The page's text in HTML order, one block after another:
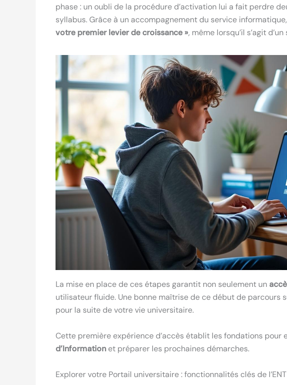
phase : un oubli de la procédure d’activation lui a fait perdre
syllabus. Grâce à un accompagnement du service
votre premier levier de croissance », même lorsqu’il s’agit
La mise en place de ces étapes garantit non seulement un
utilisateur fluide. Une bonne maîtrise de ce début de parcours
pour la suite de votre vie universitaire.
Cette première expérience d’accès établit les fondations pour
d’Information et préparer les prochaines démarches.
Explorer votre Portail universitaire : fonctionnalités clés de